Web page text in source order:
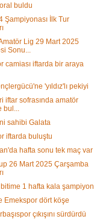
buldu
Şampiyonası İlk Tur
Lig 29 Mart 2025
Sonu...
camiası iftarda bir araya
'yıldız'lı pekiyi
iftar sofrasında amatör
bul...
sahibi Galata
iftarda buluştu
hafta sonu tek maç var
26 Mart 2025 Çarşamba
1 hafta kala şampiyon
Emekspor dört köşe
çıkışını sürdürdü